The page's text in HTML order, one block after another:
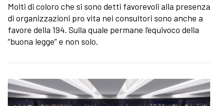
Molti di coloro che si sono detti favorevoli alla presenza
di organizzazioni pro vita nei consultori sono anche a
favore della 194. Sulla quale permane l’equivoco della
“buona legge” e non solo.